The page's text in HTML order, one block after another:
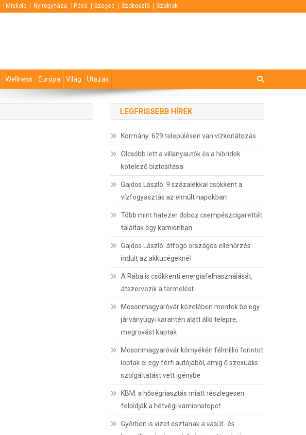
Miskolc Nyíregyháza Pécs Szeged Szoboszló Szolnok
Wellness Európa Világ Utazás
LEGFRISSEBB HÍREK
Kormány: 629 településen van vízkorlátozás
Olcsóbb lett a villanyautók és a hibridek
kötelező biztosítása
Gajdos László: 9 százalékkal csökkent a
vízfogyasztás az elmúlt napokban
Több mint hatezer doboz csempészcigarettát
találtak egy kamionban
Gajdos László: átfogó országos ellenőrzés
indult az akkucégeknél
A Rába is csökkenti energiafelhasználását,
átszervezik a termelést
Mosonmagyaróvár közelében mentek be egy
járványügyi karantén alatt álló telepre,
megrovást kaptak
Mosonmagyaróvár környékén félmillió forintot
loptak el egy férfi autójából, amíg ő szexuális
szolgáltatást vett igénybe
KBM: a hőségriasztás miatt részlegesen
feloldják a hétvégi kamionstopot
Győrben is vizet osztanak a vasút- és